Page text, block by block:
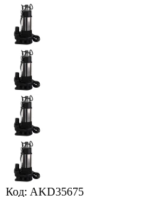
Код: AKD35675